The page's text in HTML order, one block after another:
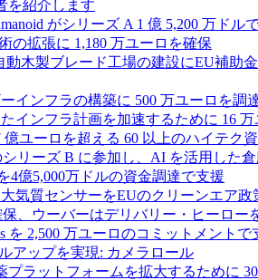
を紹介します
がシリーズ A 1 億 5,200 万ドル
の拡張に 1,180 万ユーロを確保
木製ブレード工場の建設にEU補助
インフラの構築に 500 万ユーロを調
インフラ計画を加速するために 16
ユーロを超える 60 以上のハイテク資
シリーズ B に参加し、AI を活用した
4億5,000万ドルの資金調達で支援
気質センサーをEUのクリーンエア政
、ウーバーはデリバリー・ヒーロ
を 2,500 万ユーロのコミットメントで
アップを実現: カメラロール
プラットフォームを拡大するために